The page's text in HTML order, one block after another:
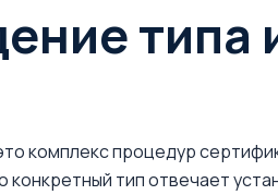
типа
комплекс процедур
тип отвечает